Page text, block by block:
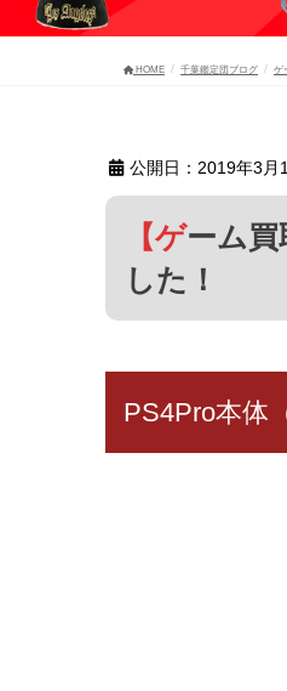
HOME 千葉鑑定団ブログ ゲ
公開日：2019年3月
【ゲーム買取】PS4Pro本体（CUH-7200）を35,000円にて買取しま
した！
PS4Pro本体